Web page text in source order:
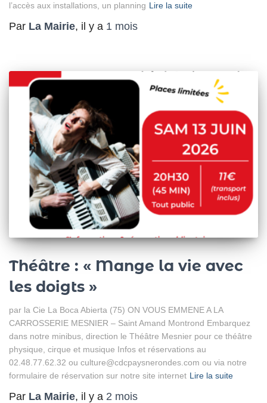
l’accès aux installations, un planning Lire la suite
Par La Mairie, il y a 1 mois
Théâtre : « Mange la vie avec
les doigts »
par la Cie La Boca Abierta (75) ON VOUS EMMENE A LA
CARROSSERIE MESNIER – Saint Amand Montrond Embarquez
dans notre minibus, direction le Théâtre Mesnier pour ce théâtre
physique, cirque et musique Infos et réservations au
02.48.77.62.32 ou culture@cdcpaysnerondes.com ou via notre
formulaire de réservation sur notre site internet Lire la suite
Par La Mairie, il y a 2 mois